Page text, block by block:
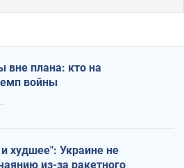
вне плана: кто на
войны
худшее": Украине не
из-за ракетного